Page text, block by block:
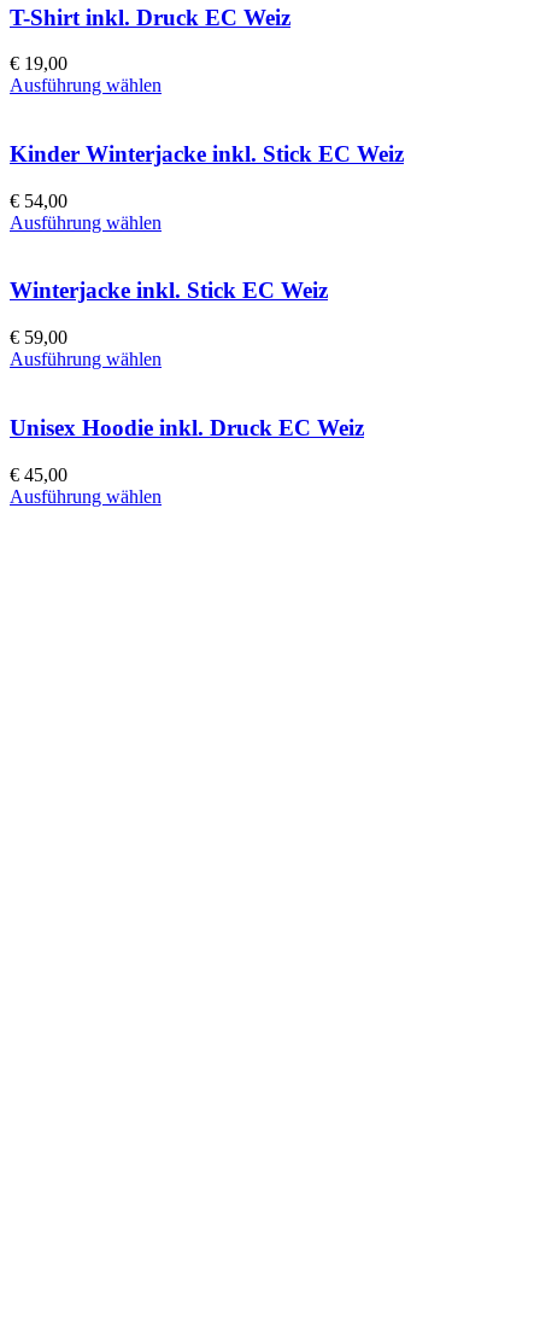
T-Shirt inkl. Druck EC Weiz
€ 19,00
Ausführung wählen
Kinder Winterjacke inkl. Stick EC Weiz
€ 54,00
Ausführung wählen
Winterjacke inkl. Stick EC Weiz
€ 59,00
Ausführung wählen
Unisex Hoodie inkl. Druck EC Weiz
€ 45,00
Ausführung wählen